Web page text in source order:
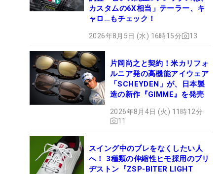
カスタムの6X相当」テーラー、キ
ャロ…もチェック！
2026年8月5日 (水) 16時15分 13
片岡尚之と契約！米カリフォ
ルニア発の高機能アイウェア
「SCHEYDEN」が、日本製
造の新作『GIMME』を発売
2026年8月4日 (火) 11時12分
11
スイング中のブレをなくしたい人
へ！ 3種類の伸縮性ヒモ採用のブリ
ヂストン『ZSP-BITER LIGHT